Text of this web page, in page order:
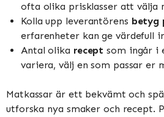
ofta olika prisklasser att välja
Kolla upp leverantörens betyg
erfarenheter kan ge värdefull
Antal olika recept som ingår i
variera, välj en som passar er
Matkassar är ett bekvämt och
utforska nya smaker och recept.